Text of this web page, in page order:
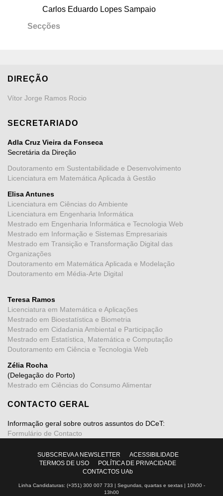
Carlos Eduardo Lopes Sampaio
Secções
DIREÇÃO
Vítor Jorge Ramos Rocio
SECRETARIADO
Adla Cruz Vieira da Fonseca
Secretária da Direção
Doutoramento em Sustentabilidade e Desenvolvimento
Licenciatura em Matemática Aplicada à Gestão
Elisa Antunes
Licenciatura em Ciências do Ambiente
Licenciatura em Engenharia Informática
Mestrado em Engenharia Informática e Tecnologia Web
Mestrado em Informação e Sistemas Empresariais
Mestrado em Transição e Transformação Digital das
Organizações
Doutoramento em Matemática Aplicada e Modelação
Doutoramento em Média-Arte Digital
Teresa Ramos
Licenciatura em Matemática e Aplicações
Mestrado em Bioestatística e Biometria
Mestrado em Cidadania Ambiental e Participação
Mestrado em Estatística, Matemática e Computação
Doutoramento em Ciência e Tecnologia Web
Zélia Rocha
(Delegação do Porto)
Mestrado em Ciências do Consumo Alimentar
CONTACTO GERAL
Informação geral sobre outros assuntos do DCeT:
Formulário de Contacto
SUBSCREVA A NEWSLETTER
ACESSIBILIDADE
TERMOS DE USO
POLÍTICA DE PRIVACIDADE
CONTACTOS UAb
Linha Candidaturas: (+351) 300 007 733 | Segundas, quartas e sextas | 10h00 -
13h00